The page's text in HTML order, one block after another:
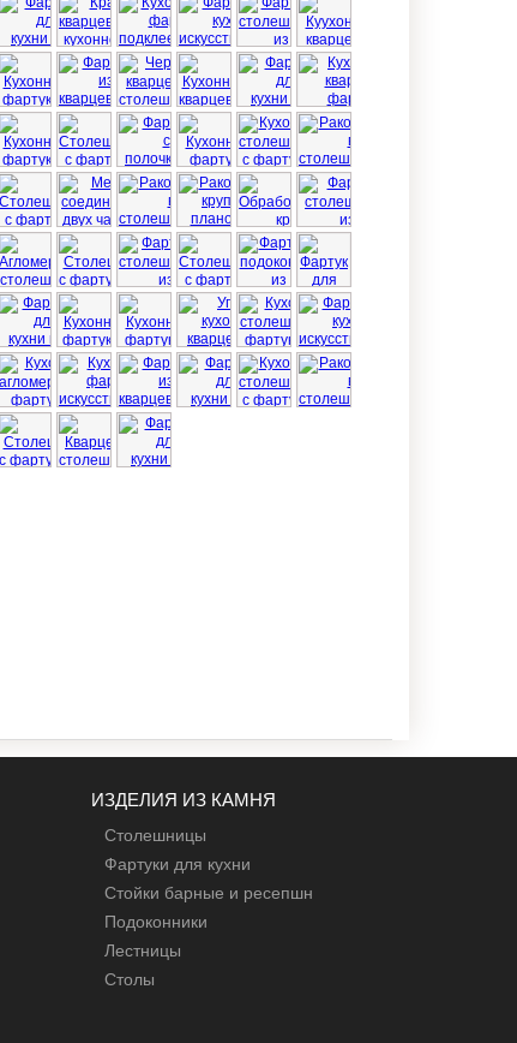
ИЗДЕЛИЯ ИЗ КАМНЯ
Столешницы
Фартуки для кухни
Стойки барные и ресепшн
Подоконники
Лестницы
Столы